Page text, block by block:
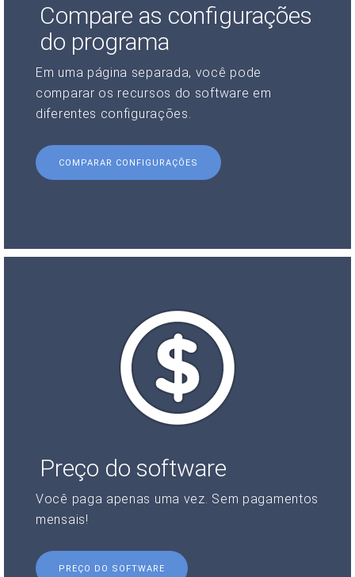
Compare as configurações
do programa
Em uma página separada, você pode
comparar os recursos do software em
diferentes configurações.
COMPARAR CONFIGURAÇÕES
Preço do software
Você paga apenas uma vez. Sem pagamentos
mensais!
PREÇO DO SOFTWARE